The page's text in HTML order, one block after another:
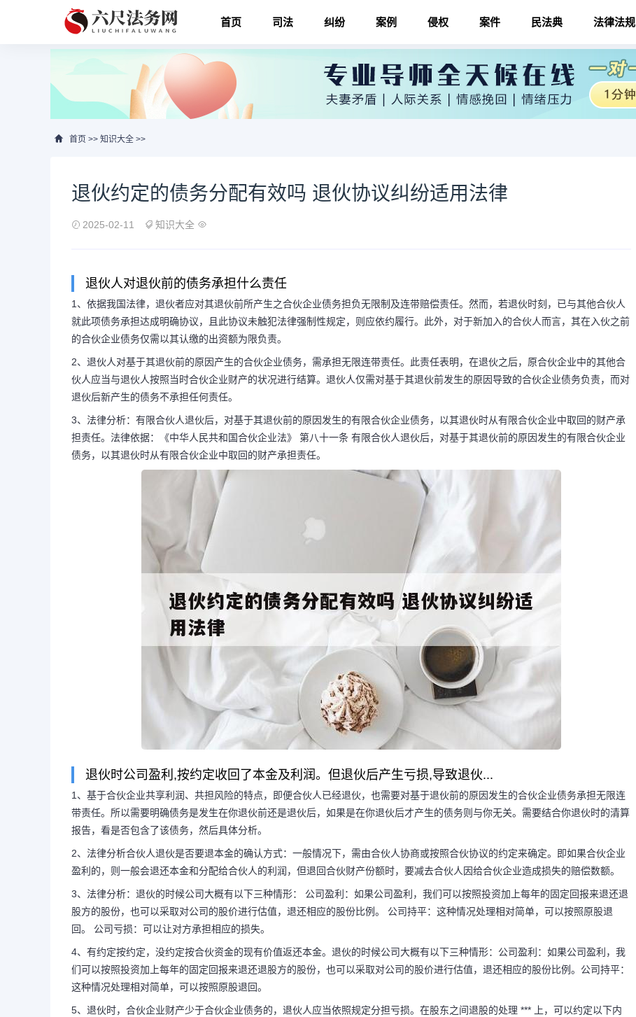
首页 司法 纠纷 案例 侵权 案件 民法典 法律法规
首页 >> 知识大全 >>
退伙约定的债务分配有效吗 退伙协议纠纷适用法律
2025-02-11 知识大全
退伙人对退伙前的债务承担什么责任
1、依据我国法律，退伙者应对其退伙前所产生之合伙企业债务担负无限制及连带赔偿责任。然而，若退伙时刻，已与其他合伙人
就此项债务承担达成明确协议，且此协议未触犯法律强制性规定，则应依约履行。此外，对于新加入的合伙人而言，其在入伙之前
的合伙企业债务仅需以其认缴的出资额为限负责。
2、退伙人对基于其退伙前的原因产生的合伙企业债务，需承担无限连带责任。此责任表明，在退伙之后，原合伙企业中的其他合
伙人应当与退伙人按照当时合伙企业财产的状况进行结算。退伙人仅需对基于其退伙前发生的原因导致的合伙企业债务负责，而对
退伙后新产生的债务不承担任何责任。
3、法律分析：有限合伙人退伙后，对基于其退伙前的原因发生的有限合伙企业债务，以其退伙时从有限合伙企业中取回的财产承
担责任。法律依据：《中华人民共和国合伙企业法》 第八十一条 有限合伙人退伙后，对基于其退伙前的原因发生的有限合伙企业
债务，以其退伙时从有限合伙企业中取回的财产承担责任。
退伙时公司盈利,按约定收回了本金及利润。但退伙后产生亏损,导致退伙...
1、基于合伙企业共享利润、共担风险的特点，即便合伙人已经退伙，也需要对基于退伙前的原因发生的合伙企业债务承担无限连
带责任。所以需要明确债务是发生在你退伙前还是退伙后，如果是在你退伙后才产生的债务则与你无关。需要结合你退伙时的清算
报告，看是否包含了该债务，然后具体分析。
2、法律分析合伙人退伙是否要退本金的确认方式：一般情况下，需由合伙人协商或按照合伙协议的约定来确定。即如果合伙企业
盈利的，则一般会退还本金和分配给合伙人的利润，但退回合伙财产份额时，要减去合伙人因给合伙企业造成损失的赔偿数额。
3、法律分析：退伙的时候公司大概有以下三种情形： 公司盈利：如果公司盈利，我们可以按照投资加上每年的固定回报来退还退
股方的股份，也可以采取对公司的股价进行估值，退还相应的股份比例。 公司持平：这种情况处理相对简单，可以按照原股退
回。 公司亏损：可以让对方承担相应的损失。
4、有约定按约定，没约定按合伙资金的现有价值返还本金。退伙的时候公司大概有以下三种情形：公司盈利：如果公司盈利，我
们可以按照投资加上每年的固定回报来退还退股方的股份，也可以采取对公司的股价进行估值，退还相应的股份比例。公司持平：
这种情况处理相对简单，可以按照原股退回。
5、退伙时，合伙企业财产少于合伙企业债务的，退伙人应当依照规定分担亏损。在股东之间退股的处理 *** 上，可以约定以下内
退伙约定的债务分配有效吗 退伙协议纠
纷适用法律
1、依据我国法律，退伙者应对其退伙前所产生之合伙企
业债务担负无限制及连带赔偿责任。然而，若退伙时刻，已
与其他合伙人就此项债务承担达成明确协议，且此协议未触
长按图片识别二维码阅读更多